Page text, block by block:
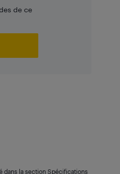
de ce
dans la section Spécifications